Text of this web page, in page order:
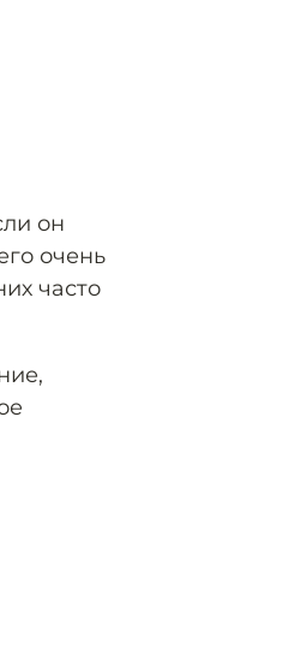
он
очень
часто